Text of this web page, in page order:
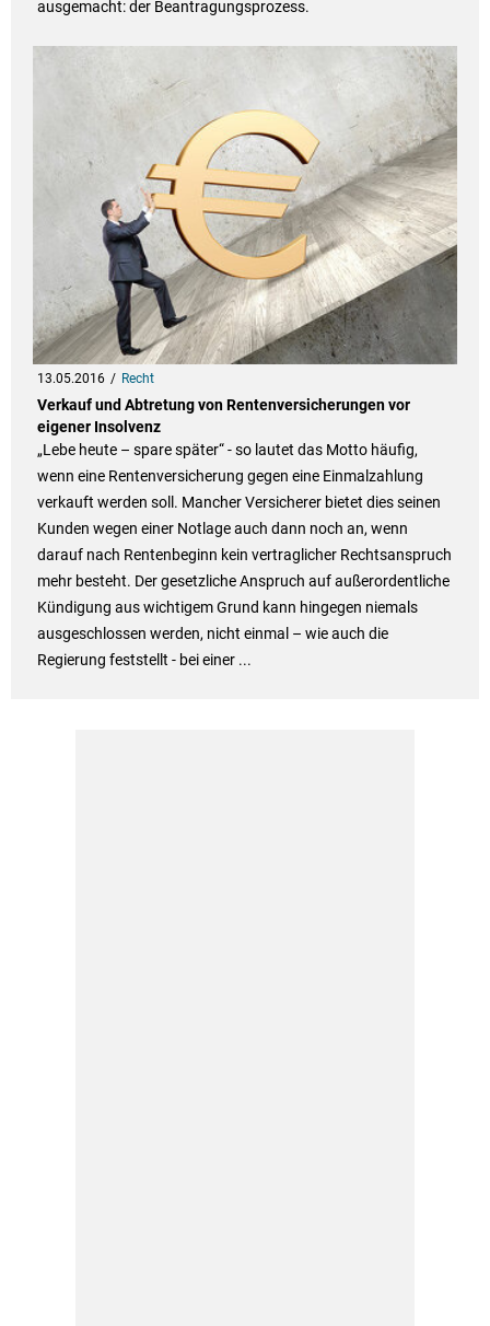
ausgemacht: der Beantragungsprozess.
13.05.2016 Recht
Verkauf und Abtretung von Rentenversicherungen vor
eigener Insolvenz
„Lebe heute – spare später“ - so lautet das Motto häufig,
wenn eine Rentenversicherung gegen eine Einmalzahlung
verkauft werden soll. Mancher Versicherer bietet dies seinen
Kunden wegen einer Notlage auch dann noch an, wenn
darauf nach Rentenbeginn kein vertraglicher Rechtsanspruch
mehr besteht. Der gesetzliche Anspruch auf außerordentliche
Kündigung aus wichtigem Grund kann hingegen niemals
ausgeschlossen werden, nicht einmal – wie auch die
Regierung feststellt - bei einer ...